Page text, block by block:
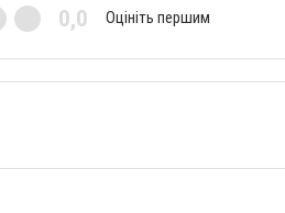
0,0 Оцініть першим